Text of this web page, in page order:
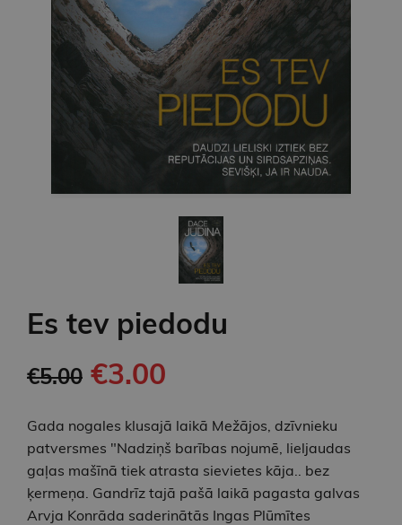
Es tev piedodu
€5.00 €3.00
Gada nogales klusajā laikā Mežājos, dzīvnieku
patversmes "Nadziņš barības nojumē, lieljaudas
gaļas mašīnā tiek atrasta sievietes kāja.. bez
ķermeņa. Gandrīz tajā pašā laikā pagasta galvas
Arvja Konrāda saderinātās Ingas Plūmītes